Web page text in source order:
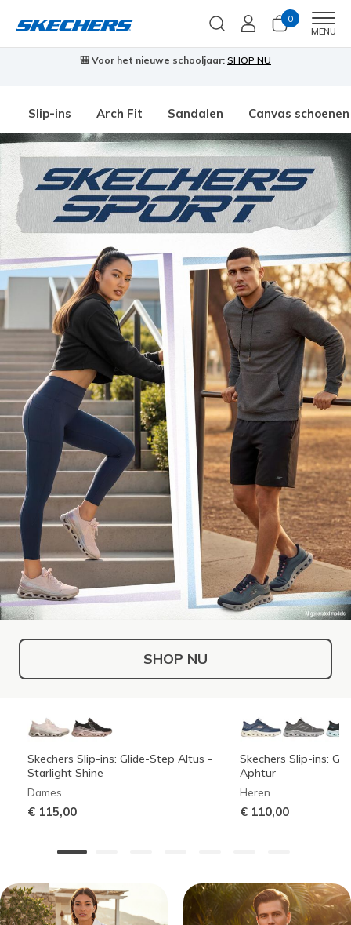
0
MENU
🎒 Voor het nieuwe schooljaar: SHOP NU
Slip-ins Arch Fit Sandalen Canvas schoenen
SHOP NU
Skechers Slip-ins: Glide-Step Altus -
Starlight Shine
Dames
€ 115,00
Skechers Slip-ins:
Aphtur
Heren
€ 110,00